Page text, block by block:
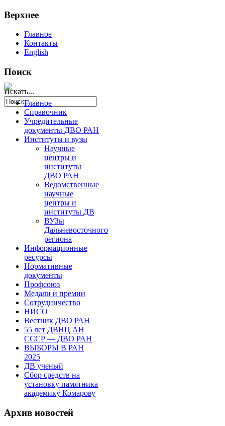
Верхнее
Главное
Контакты
English
Поиск
Искать...
Главное
Справочник
Учредительные
документы ДВО РАН
Институты и вузы
Научные
центры и
институты
ДВО РАН
Ведомственные
научные
центры и
институты ДВ
ВУЗы
Дальневосточного
региона
Информационные
ресурсы
Нормативные
документы
Профсоюз
Медали и премии
Сотрудничество
НИСО
Вестник ДВО РАН
55 лет ДВНЦ АН
СССР — ДВО РАН
ВЫБОРЫ В РАН
2025
ДВ ученый
Сбор средств на
установку памятника
академику Комарову
Архив новостей